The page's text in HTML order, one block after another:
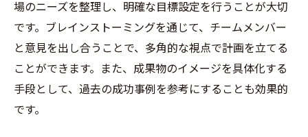
場のニーズを整理し、明確な目標設定を行うことが大切
です。ブレインストーミングを通じて、チームメンバー
と意見を出し合うことで、多角的な視点で計画を立てる
ことができます。また、成果物のイメージを具体化する
手段として、過去の成功事例を参考にすることも効果的
です。